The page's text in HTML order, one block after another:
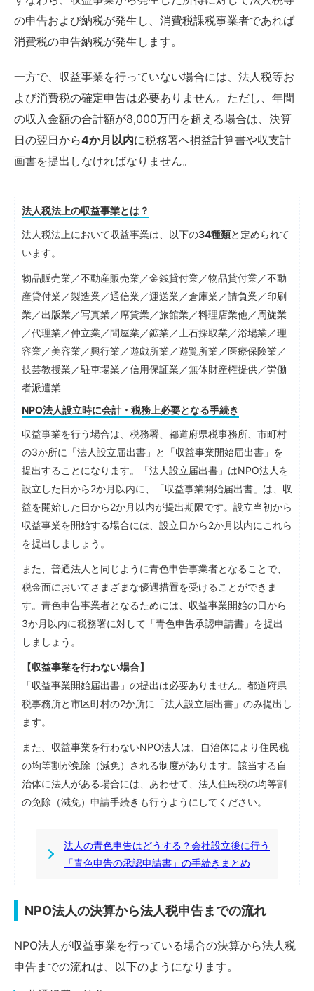
の申告および納税が発生し、消費税課税事業者であれば
消費税の申告納税が発生します。
一方で、収益事業を行っていない場合には、法人税等お
よび消費税の確定申告は必要ありません。ただし、年間
の収入金額の合計額が8,000万円を超える場合は、決算
日の翌日から4か月以内に税務署へ損益計算書や収支計
画書を提出しなければなりません。
法人税法上の収益事業とは？
法人税法上において収益事業は、以下の34種類と定められて
います。
物品販売業／不動産販売業／金銭貸付業／物品貸付業／不動
産貸付業／製造業／通信業／運送業／倉庫業／請負業／印刷
業／出版業／写真業／席貸業／旅館業／料理店業他／周旋業
／代理業／仲立業／問屋業／鉱業／土石採取業／浴場業／理
容業／美容業／興行業／遊戯所業／遊覧所業／医療保険業／
技芸教授業／駐車場業／信用保証業／無体財産権提供／労働
者派遣業
NPO法人設立時に会計・税務上必要となる手続き
収益事業を行う場合は、税務署、都道府県税事務所、市町村
の3か所に「法人設立届出書」と「収益事業開始届出書」を
提出することになります。「法人設立届出書」はNPO法人を
設立した日から2か月以内に、「収益事業開始届出書」は、収
益を開始した日から2か月以内が提出期限です。設立当初から
収益事業を開始する場合には、設立日から2か月以内にこれら
を提出しましょう。
また、普通法人と同じように青色申告事業者となることで、
税金面においてさまざまな優遇措置を受けることができま
す。青色申告事業者となるためには、収益事業開始の日から
3か月以内に税務署に対して「青色申告承認申請書」を提出
しましょう。
【収益事業を行わない場合】
「収益事業開始届出書」の提出は必要ありません。都道府県
税事務所と市区町村の2か所に「法人設立届出書」のみ提出し
ます。
また、収益事業を行わないNPO法人は、自治体により住民税
の均等割が免除（減免）される制度があります。該当する自
治体に法人がある場合には、あわせて、法人住民税の均等割
の免除（減免）申請手続きも行うようにしてください。
法人の青色申告はどうする？会社設立後に行う
「青色申告の承認申請書」の手続きまとめ
NPO法人の決算から法人税申告までの流れ
NPO法人が収益事業を行っている場合の決算から法人税
申告までの流れは、以下のようになります。